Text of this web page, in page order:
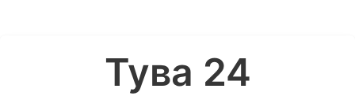
Тува 24